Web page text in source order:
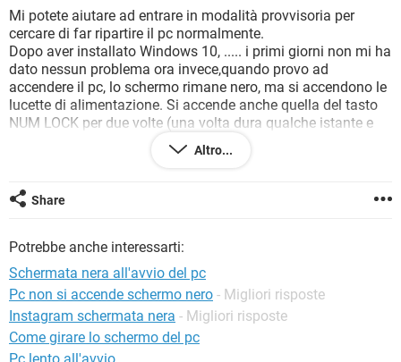
TIKTOK FACEBOOK
HARDWARE
INSTAGRAM WHATSAPP
TIKTOK FACEBOOK
HARDWARE
Mi potete aiutare ad entrare in modalità provvisoria per
cercare di far ripartire il pc normalmente.
Dopo aver installato Windows 10, ..... i primi giorni non mi ha
dato nessun problema ora invece,quando provo ad
accendere il pc, lo schermo rimane nero, ma si accendono le
lucette di alimentazione. Si accende anche quella del tasto
NUM LOCK per due volte (una volta dura qualche istante e
poi si spegne, la seconda dura una decina di secondi e poi si
spegne) Il tutto mentre si sente girare la ventola con qualche
capire come posso risolvere? Grazie mille
Altro...
Share
Potrebbe anche interessarti:
Schermata nera all'avvio del pc
Pc non si accende schermo nero - Migliori risposte
Instagram schermata nera - Migliori risposte
Come girare lo schermo del pc